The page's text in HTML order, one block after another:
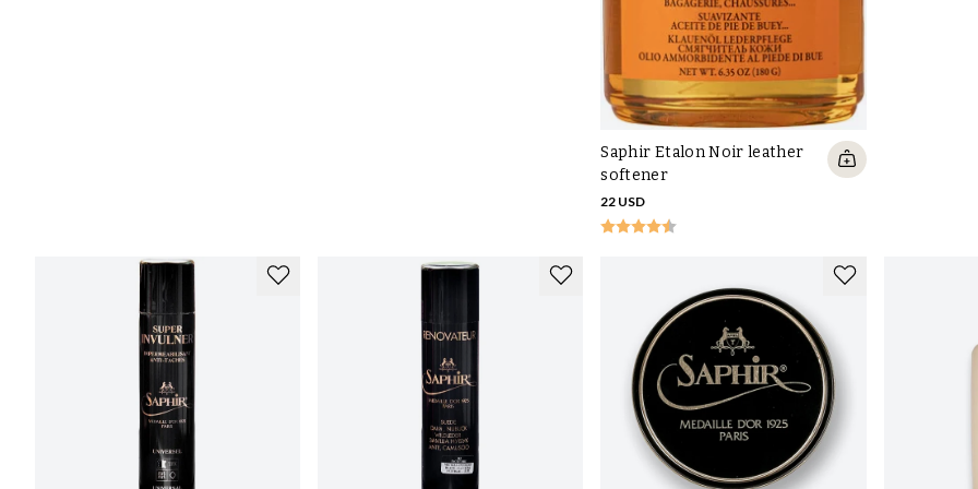
- Borsta eller torka av dem efter varje användning så att inte ytlig smuts får gno in sig i lädret. Använd enborste med skaft
så att själva skodelen bibehåller formen och inte drar ihop sig, och idealt ocksåstövelsträckare
- Vårda kängorna regelbundet så att lädret inte torkar ut och för att förstärka skyddet. Använd en färgad skokräm
för att täcka märken och göra kängorna fina igen, eller på grövre ridstövlar ett
Saphir Renovateur Crème
. Vill man ha
- När ridstövlarna är ordentligt smutsiga behöver de rengöras på djupet, det görs med fördel med en
effektiva lädertvål.
Hur sköter jag om sadel, träns och grimma?
Se till att tvätta och vårda sadel, träns, grimma, tyglar och andra tillbehör i läder på bästa sätt för att hålla dem fina och
förlänga livslängden. Det gäller även andra rid- och hästtillbehör i läder. Det här är utrustning som ofta utsätts för slitage
och smuts samtidigt som de också utsätts för väta och svett från hästen. Det vackra med läder är att det kan rengöras och
återställas även efter att ha varit riktigt illa däran.
Saphir Etalon Noir leather
softener
22 USD